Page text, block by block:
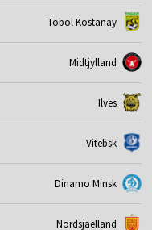
Tobol Kostanay
Midtjylland
Ilves
Vitebsk
Dinamo Minsk
Nordsjaelland